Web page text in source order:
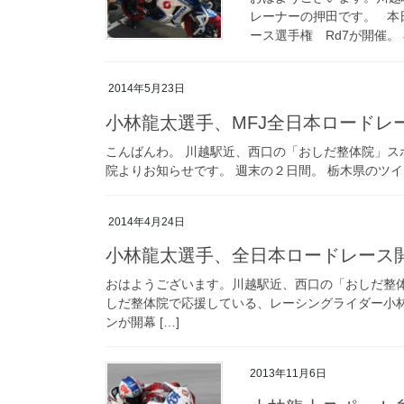
レーナーの押田です。 本
ース選手権 Rd7が開催
2014年5月23日
小林龍太選手、MFJ全日本ロードレ
こんばんわ。 川越駅近、西口の「おしだ整体院」
院よりお知らせです。 週末の２日間。 栃木県のツ
2014年4月24日
小林龍太選手、全日本ロードレース
おはようございます。川越駅近、西口の「おしだ
しだ整体院で応援している、レーシングライダー
ンが開幕 […]
2013年11月6日